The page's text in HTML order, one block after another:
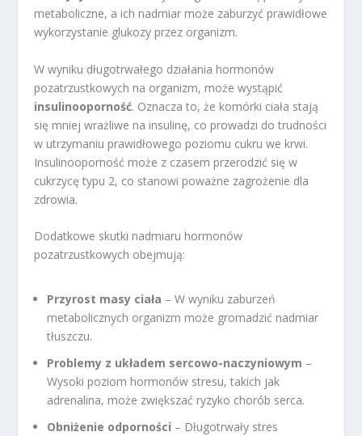
metaboliczne, a ich nadmiar może zaburzyć prawidłowe
wykorzystanie glukozy przez organizm.
W wyniku długotrwałego działania hormonów
pozatrzustkowych na organizm, może wystąpić
insulinooporność. Oznacza to, że komórki ciała stają
się mniej wrażliwe na insulinę, co prowadzi do trudności
w utrzymaniu prawidłowego poziomu cukru we krwi.
Insulinooporność może z czasem przerodzić się w
cukrzycę typu 2, co stanowi poważne zagrożenie dla
zdrowia.
Dodatkowe skutki nadmiaru hormonów
pozatrzustkowych obejmują:
Przyrost masy ciała – W wyniku zaburzeń
metabolicznych organizm może gromadzić nadmiar
tłuszczu.
Problemy z układem sercowo-naczyniowym –
Wysoki poziom hormonów stresu, takich jak
adrenalina, może zwiększać ryzyko chorób serca.
Obniżenie odporności – Długotrwały stres